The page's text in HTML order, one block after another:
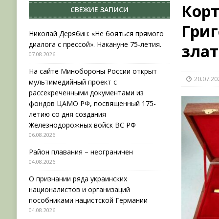
[ 04.08.2026 ] Район плавания – неограничен
[ 04.08.2026 ]
О признании ряда украинских
НОВОСТИ
[ 31.07.2026 ] АВГУСТ В ВОЕННОЙ ИСТОРИИ
[ 07.08.2026 ]
Николай Дерябин: «Не бояться
СВЕЖИЕ ЗАПИСИ
Николай Дерябин: «Не бояться прямого
диалога с прессой». Накануне 75-летия.
07.08.2026
На сайте Минобороны России открыт
мультимедийный проект с
рассекреченными документами из
фондов ЦАМО РФ, посвященный 175-
летию со дня создания
Железнодорожных войск ВС РФ
06.08.2026
Район плавания – неограничен
04.08.2026
О признании ряда украинских
националистов и организаций
пособниками нацистской Германии
04.08.2026